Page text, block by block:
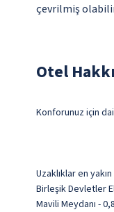
çevrilmiş
Otel
Konforunuz için
Uzaklıklar en
Birleşik Devletler
Mavili Meydanı -